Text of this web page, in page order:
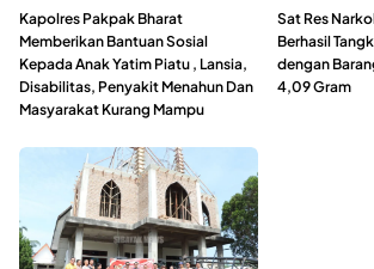
Kapolres Pakpak Bharat
Memberikan Bantuan Sosial
Kepada Anak Yatim Piatu , Lansia,
Disabilitas, Penyakit Menahun Dan
Masyarakat Kurang Mampu
Sat Res
Berhasil
dengan
4,09 Gram